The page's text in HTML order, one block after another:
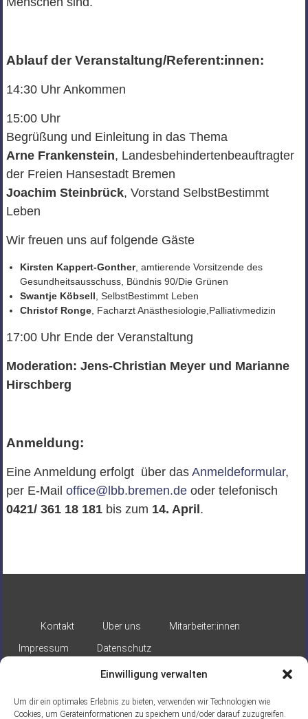
Einwilligung verwalten
Um dir ein optimales Erlebnis zu bieten, verwenden wir Technologien wie
Cookies, um Geräteinformationen zu speichern und/oder darauf zuzugreifen.
Ablauf der Veranstaltung/Referent:innen:
14:30 Uhr Ankommen
15:00 Uhr
Begrüßung und Einleitung in das Thema
Arne Frankenstein, Landesbehindertenbeauftragter
der Freien Hansestadt Bremen
Joachim Steinbrück, Vorstand SelbstBestimmt
Leben
Wir freuen uns auf folgende Gäste
Kirsten Kappert-Gonther, amtierende Vorsitzende des
Gesundheitsausschuss, Bündnis 90/Die Grünen
Swantje Köbsell, SelbstBestimmt Leben
Christof Ronge, Facharzt Anästhesiologie,Palliativmedizin
17:00 Uhr Ende der Veranstaltung
Moderation: Jens-Christian Meyer und Marianne
Hirschberg
Anmeldung:
Eine Anmeldung erfolgt über das Anmeldeformular,
per E-Mail office@lbb.bremen.deoder telefonisch
0421/ 361 18 181bis zum 14. April .
Kontakt Über uns
Mitarbeiter:innen
Impressum
Datenschutz